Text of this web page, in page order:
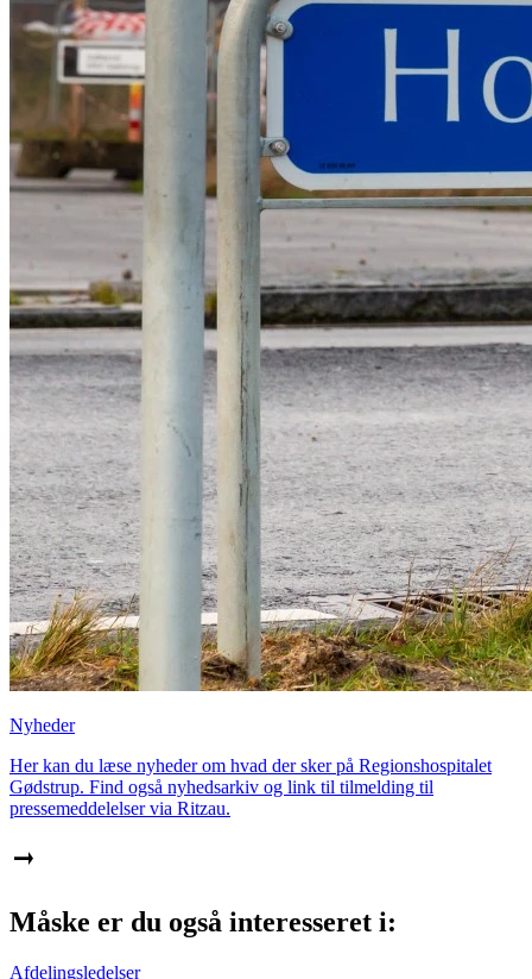
Nyheder
Her kan du læse nyheder om hvad der sker på Regionshospitalet
Gødstrup. Find også nyhedsarkiv og link til tilmelding til
pressemeddelelser via Ritzau.
Måske er du også interesseret i:
Afdelingsledelser